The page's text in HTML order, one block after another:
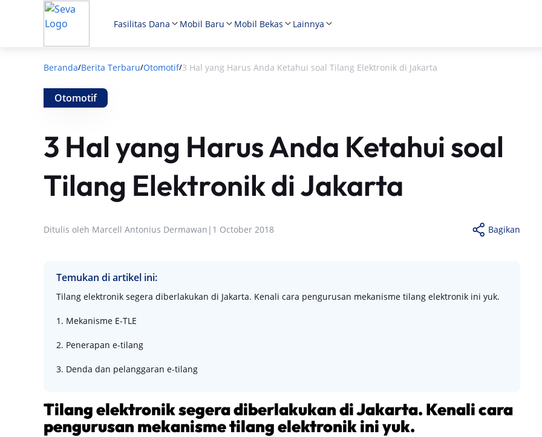
Fasilitas Dana Mobil Baru Mobil Bekas Lainnya
Beranda/Berita Terbaru/Otomotif/3 Hal yang Harus Anda Ketahui soal Tilang Elektronik di Jakarta
Otomotif
3 Hal yang Harus Anda Ketahui soal
Tilang Elektronik di Jakarta
Ditulis oleh Marcell Antonius Dermawan | 1 October 2018 Bagikan
Temukan di artikel ini:
Tilang elektronik segera diberlakukan di Jakarta. Kenali cara pengurusan mekanisme tilang elektronik ini yuk.
1. Mekanisme E-TLE
2. Penerapan e-tilang
3. Denda dan pelanggaran e-tilang
Tilang elektronik segera diberlakukan di Jakarta. Kenali cara
pengurusan mekanisme tilang elektronik ini yuk.